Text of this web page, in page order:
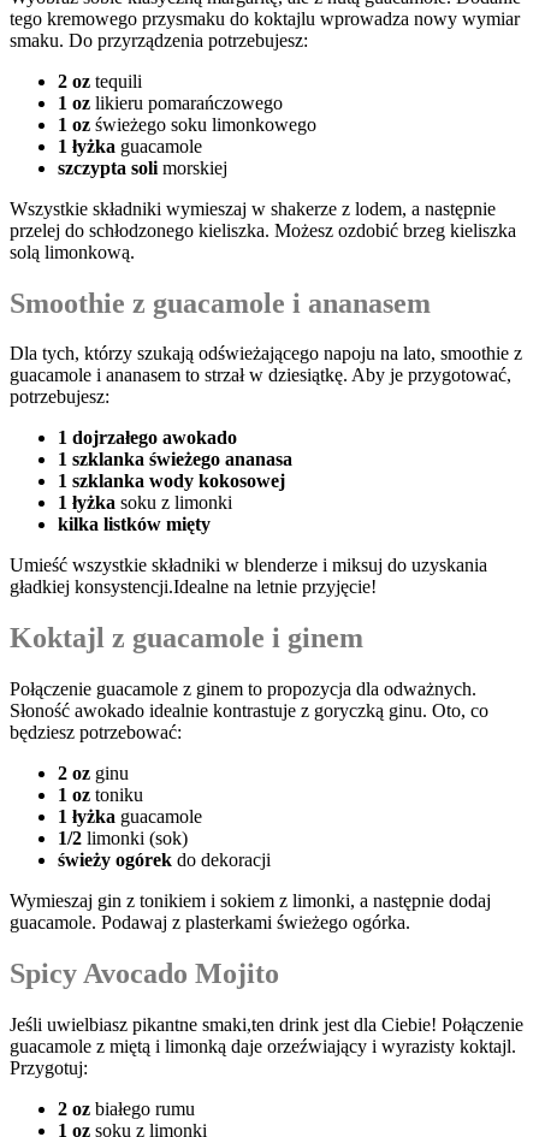
tego kremowego przysmaku do koktajlu wprowadza nowy ⁢wymiar
smaku.​ Do przyrządzenia⁣ potrzebujesz:
2 oz tequili
1 oz likieru pomarańczowego
1‍ oz ‌świeżego soku‍ limonkowego
1 łyżka guacamole
szczypta soli morskiej
Wszystkie składniki ​wymieszaj w shakerze z lodem, a następnie
przelej‌ do schłodzonego kieliszka. Możesz ozdobić brzeg kieliszka
‍solą limonkową.
Smoothie z guacamole ⁢i ⁢ananasem
Dla tych, którzy szukają odświeżającego napoju na lato, smoothie z
guacamole i⁣ ananasem to‌ strzał w dziesiątkę. ​Aby​ je‌ przygotować,
potrzebujesz:
1 dojrzałego⁣ awokado
1 szklanka świeżego ananasa
1 szklanka wody⁤ kokosowej
1 łyżka soku z ‌limonki
kilka listków ‌mięty
Umieść​ wszystkie składniki w blenderze i miksuj do uzyskania
gładkiej ‌konsystencji.Idealne na letnie​ przyjęcie!
Koktajl z guacamole i ‍ginem
Połączenie guacamole⁢ z ⁤ginem to propozycja dla odważnych.
Słoność awokado ⁣idealnie kontrastuje z goryczką⁤ ginu. Oto, co
będziesz ‌potrzebować:
2​ oz ginu
1 oz toniku
1⁣ łyżka guacamole
1/2 limonki (sok)
świeży ogórek do dekoracji
Wymieszaj gin z ‌tonikiem i sokiem z limonki, ​a następnie dodaj
guacamole. Podawaj z‍ plasterkami ​świeżego ogórka.
Spicy Avocado Mojito
Jeśli uwielbiasz⁣ pikantne smaki,ten drink jest dla Ciebie! Połączenie
guacamole z miętą i limonką ⁤daje orzeźwiający i ​wyrazisty koktajl.
Przygotuj:
2⁤ oz ⁣białego ⁢rumu
1 oz soku z limonki